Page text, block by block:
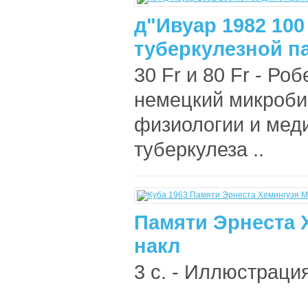
д"Ивуар 1982
туберкулезной
30 Fr и 80 Fr -
немецкий
физиологии и
туберкулеза ..
Памяти Эрнеста
накл
3 с. -